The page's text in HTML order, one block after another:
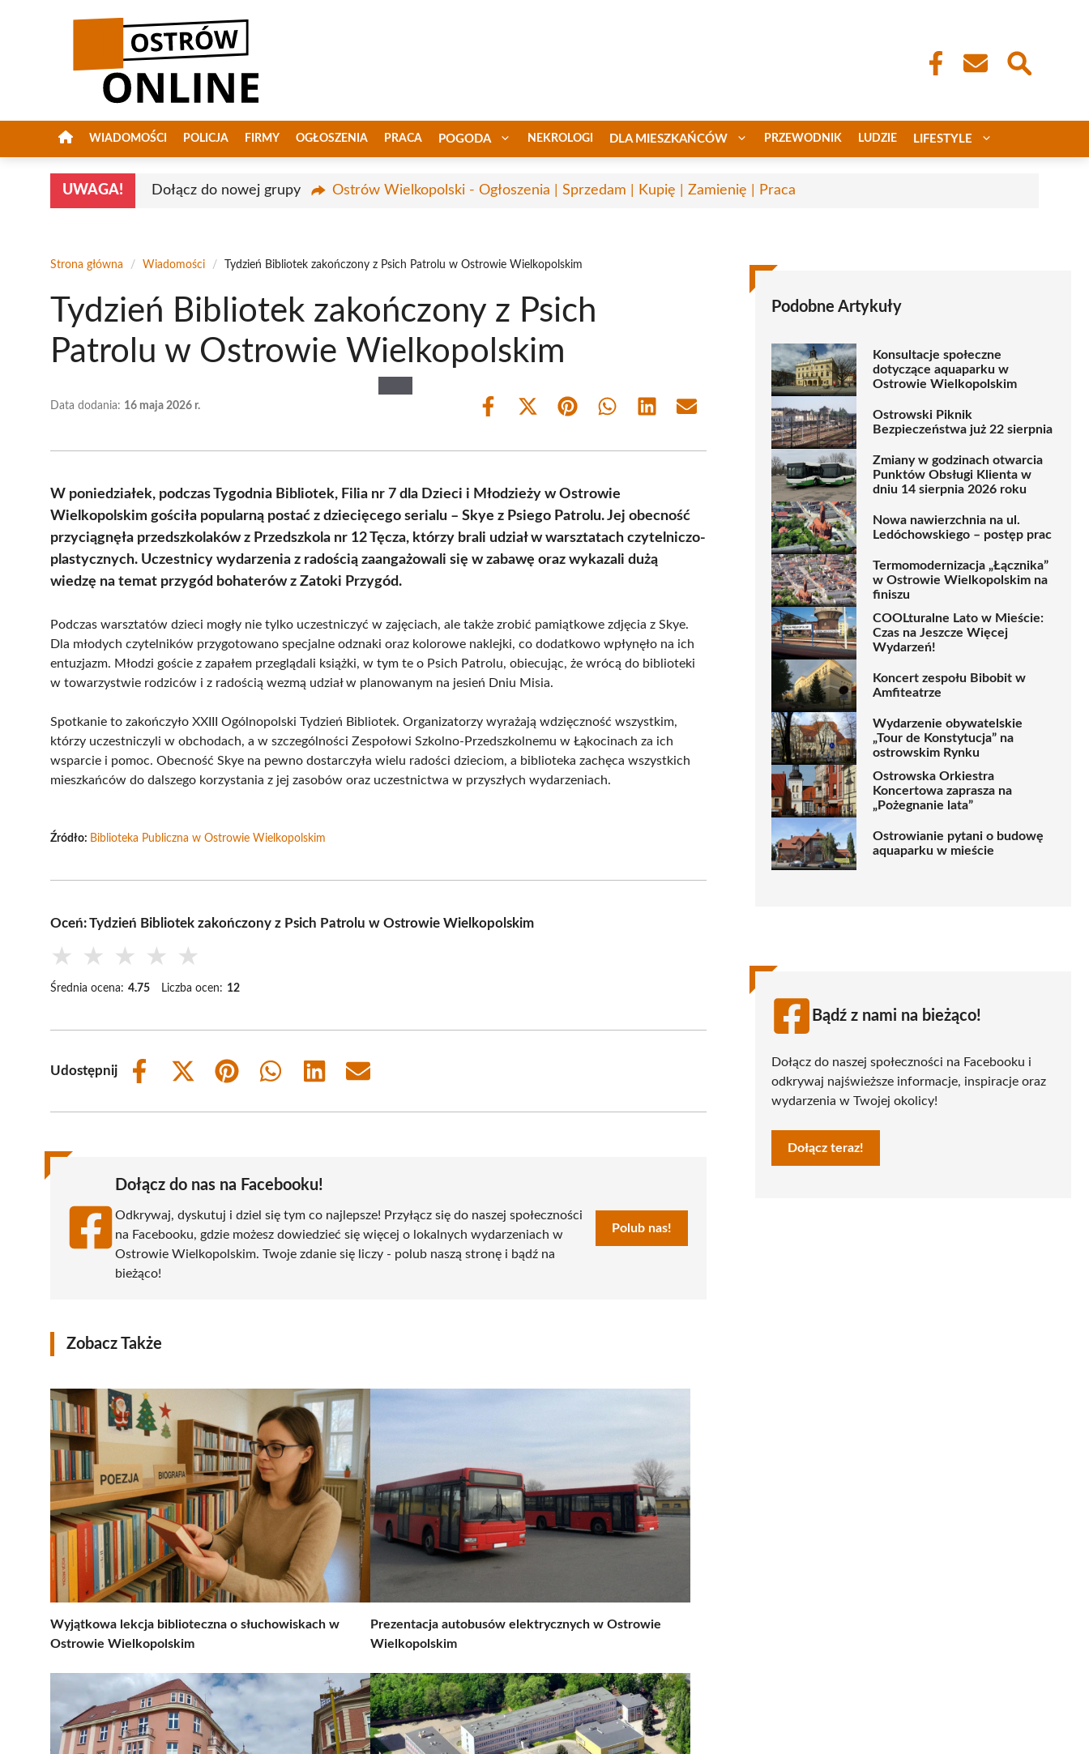
WIADOMOŚCI POLICJA FIRMY OGŁOSZENIA PRACA POGODA NEKROLOGI DLA MIESZKAŃCÓW PRZEWODNIK LUDZIE LIFESTYLE
UWAGA! Dołącz do nowej grupy Ostrów Wielkopolski - Ogłoszenia | Sprzedam | Kupię | Zamienię | Praca
Strona główna / Wiadomości / Tydzień Bibliotek zakończony z Psich Patrolu w Ostrowie Wielkopolskim
Tydzień Bibliotek zakończony z Psich
Patrolu w Ostrowie Wielkopolskim
Data dodania: 16 maja 2026 r.
Share
Share
(Twitter)
Share Share Share Share
W poniedziałek, podczas Tygodnia Bibliotek, Filia nr 7 dla Dzieci i Młodzieży w Ostrowie
Wielkopolskim gościła popularną postać z dziecięcego serialu – Skye z Psiego Patrolu. Jej obecność
przyciągnęła przedszkolaków z Przedszkola nr 12 Tęcza, którzy brali udział w warsztatach czytelniczo-
plastycznych. Uczestnicy wydarzenia z radością zaangażowali się w zabawę oraz wykazali dużą
wiedzę na temat przygód bohaterów z Zatoki Przygód.
Podczas warsztatów dzieci mogły nie tylko uczestniczyć w zajęciach, ale także zrobić pamiątkowe zdjęcia z Skye.
Dla młodych czytelników przygotowano specjalne odznaki oraz kolorowe naklejki, co dodatkowo wpłynęło na ich
entuzjazm. Młodzi goście z zapałem przeglądali książki, w tym te o Psich Patrolu, obiecując, że wrócą do biblioteki
w towarzystwie rodziców i z radością wezmą udział w planowanym na jesień Dniu Misia.
Spotkanie to zakończyło XXIII Ogólnopolski Tydzień Bibliotek. Organizatorzy wyrażają wdzięczność wszystkim,
którzy uczestniczyli w obchodach, a w szczególności Zespołowi Szkolno-Przedszkolnemu w Łąkocinach za ich
wsparcie i pomoc. Obecność Skye na pewno dostarczyła wielu radości dzieciom, a biblioteka zachęca wszystkich
mieszkańców do dalszego korzystania z jej zasobów oraz uczestnictwa w przyszłych wydarzeniach.
Źródło: Biblioteka Publiczna w Ostrowie Wielkopolskim
Oceń: Tydzień Bibliotek zakończony z Psich Patrolu w Ostrowie Wielkopolskim
★ ★ ★ ★ ★
Średnia ocena: 4.75 Liczba ocen: 12
Udostępnij
Share
Share
(Twitter)
Share
Share
Share
Share
Dołącz do nas na Facebooku!
Odkrywaj, dyskutuj i dziel się tym co najlepsze! Przyłącz się do naszej społeczności
na Facebooku, gdzie możesz dowiedzieć się więcej o lokalnych wydarzeniach w
Ostrowie Wielkopolskim. Twoje zdanie się liczy - polub naszą stronę i bądź na
bieżąco!
Polub nas!
Zobacz Także
Wyjątkowa lekcja biblioteczna o słuchowiskach w
Ostrowie Wielkopolskim
Prezentacja autobusów elektrycznych w Ostrowie
Wielkopolskim
Podobne Artykuły
Konsultacje społeczne
dotyczące aquaparku w
Ostrowie Wielkopolskim
Ostrowski Piknik
Bezpieczeństwa już 22 sierpnia
Zmiany w godzinach otwarcia
Punktów Obsługi Klienta w
dniu 14 sierpnia 2026 roku
Nowa nawierzchnia na ul.
Ledóchowskiego – postęp prac
Termomodernizacja „Łącznika”
w Ostrowie Wielkopolskim na
finiszu
COOLturalne Lato w Mieście:
Czas na Jeszcze Więcej
Wydarzeń!
Koncert zespołu Bibobit w
Amfiteatrze
Wydarzenie obywatelskie
„Tour de Konstytucja” na
ostrowskim Rynku
Ostrowska Orkiestra
Koncertowa zaprasza na
„Pożegnanie lata”
Ostrowianie pytani o budowę
aquaparku w mieście
Bądź z nami na bieżąco!
Dołącz do naszej społeczności na Facebooku i
odkrywaj najświeższe informacje, inspiracje oraz
wydarzenia w Twojej okolicy!
Dołącz teraz!